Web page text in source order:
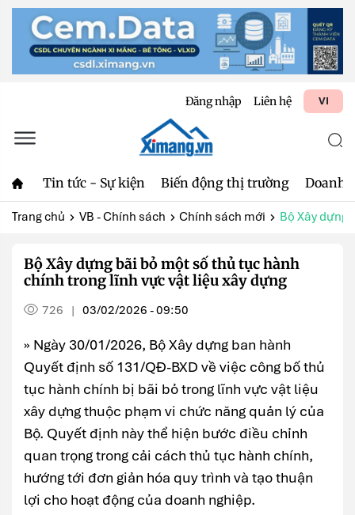
Đăng nhập Liên hệ VI
Tin tức - Sự kiện Biến động thị trường Doanh
Trang chủ VB - Chính sách Chính sách mới Bộ Xây dựng
Bộ Xây dựng bãi bỏ một số thủ tục hành
chính trong lĩnh vực vật liệu xây dựng
726 | 03/02/2026 - 09:50
» Ngày 30/01/2026, Bộ Xây dựng ban hành
Quyết định số 131/QĐ-BXD về việc công bố thủ
tục hành chính bị bãi bỏ trong lĩnh vực vật liệu
xây dựng thuộc phạm vi chức năng quản lý của
Bộ. Quyết định này thể hiện bước điều chỉnh
quan trọng trong cải cách thủ tục hành chính,
hướng tới đơn giản hóa quy trình và tạo thuận
lợi cho hoạt động của doanh nghiệp.